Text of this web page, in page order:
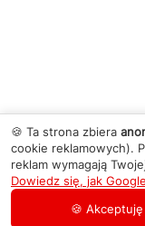
🍪 Ta strona zbiera
cookie reklamowych).
reklam wymagają
Dowiedz się, jak
🍪 Akceptuję